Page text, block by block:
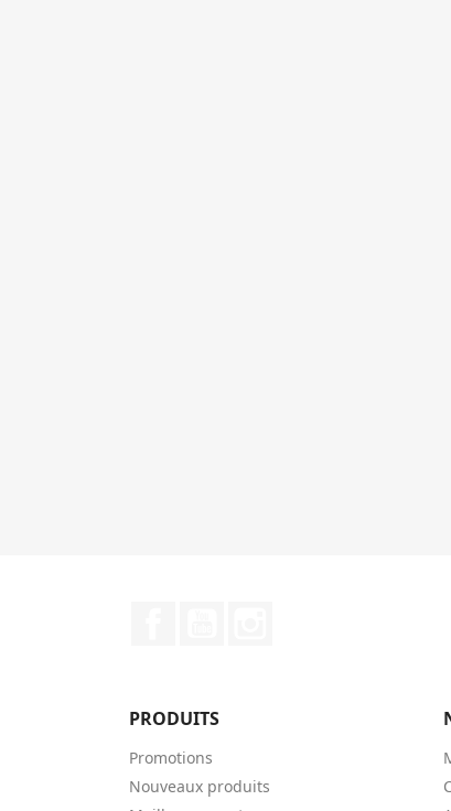
PRODUITS
Promotions
Nouveaux produits